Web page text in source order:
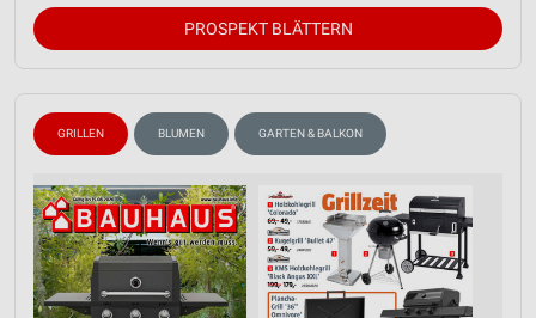
PROSPEKT BLÄTTERN
GRILLEN BLUMEN GARTEN & BALKON